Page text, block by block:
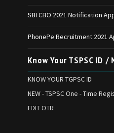
SBI CBO 2021 Notification
PhonePe Recruitment 2021
Know Your TSPSC ID /
KNOW YOUR TGPSC ID
NEW - TSPSC One - Time
EDIT OTR